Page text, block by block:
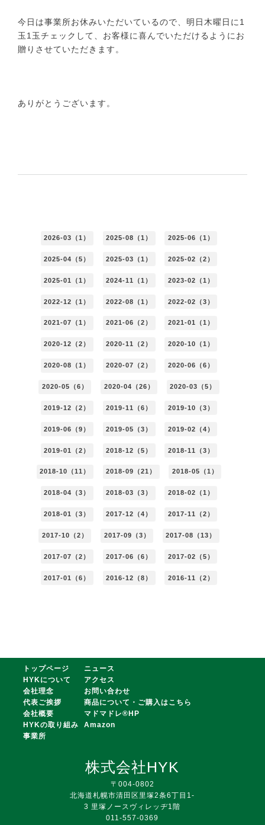
今日は事業所お休みいただいているので、明日木曜日に1
玉1玉チェックして、お客様に喜んでいただけるようにお
贈りさせていただきます。
ありがとうございます。
2026-03（1） 2025-08（1） 2025-06（1）
2025-04（5） 2025-03（1） 2025-02（2）
2025-01（1） 2024-11（1） 2023-02（1）
2022-12（1） 2022-08（1） 2022-02（3）
2021-07（1） 2021-06（2） 2021-01（1）
2020-12（2） 2020-11（2） 2020-10（1）
2020-08（1） 2020-07（2） 2020-06（6）
2020-05（6） 2020-04（26） 2020-03（5）
2019-12（2） 2019-11（6） 2019-10（3）
2019-06（9） 2019-05（3） 2019-02（4）
2019-01（2） 2018-12（5） 2018-11（3）
2018-10（11） 2018-09（21） 2018-05（1）
2018-04（3） 2018-03（3） 2018-02（1）
2018-01（3） 2017-12（4） 2017-11（2）
2017-10（2） 2017-09（3） 2017-08（13）
2017-07（2） 2017-06（6） 2017-02（5）
2017-01（6） 2016-12（8） 2016-11（2）
トップページ
HYKについて
会社理念
代表ご挨拶
会社概要
HYKの取り組み
事業所
ニュース
アクセス
お問い合わせ
商品について・ご購入はこちら
マドマドレ®HP
Amazon
株式会社HYK
〒004-0802
北海道札幌市清田区里塚2条6丁目1-
3 里塚ノースヴィレッヂ1階
011-557-0369